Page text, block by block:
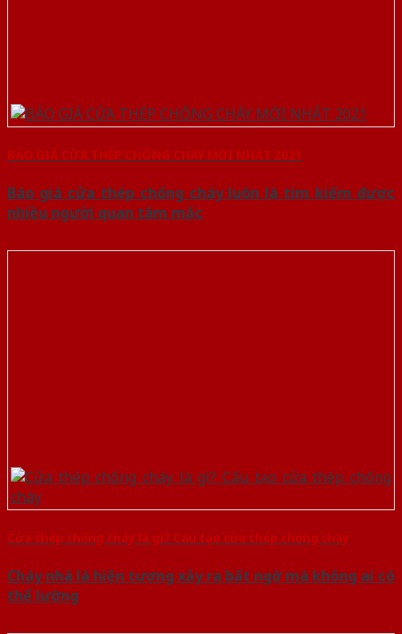
BÁO GIÁ CỬA THÉP CHỐNG CHÁY MỚI NHẤT 2021
Báo giá cửa thép chống cháy luôn là tìm kiếm được
nhiều người quan tâm mặc
Cửa thép chống cháy là gì? Cấu tạo cửa thép chống cháy
Cháy nhà là hiện tượng xảy ra bất ngờ mà không ai có
thể lường